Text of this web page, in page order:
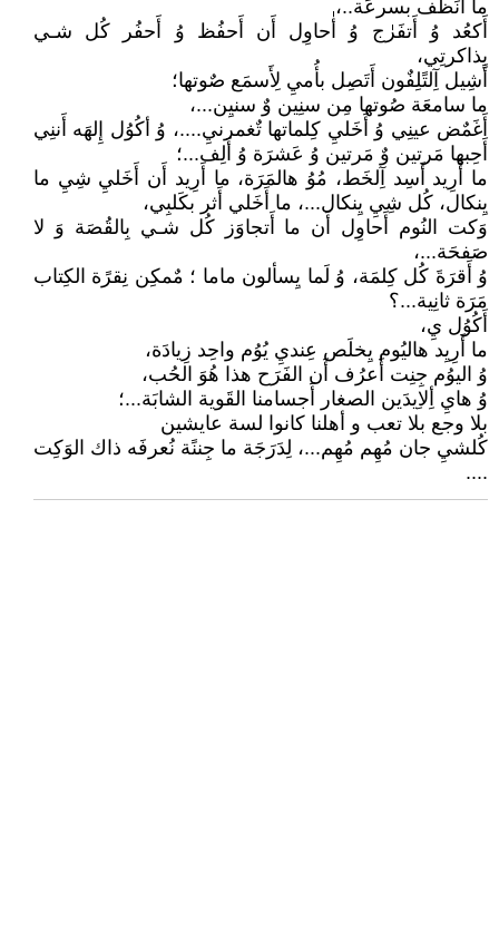
ما أَنَظُف بسرعَة..،
أَكعُد وُ أَتفَرٰج وُ أٰحاوِل أَن أَحفُظ وُ أَحفُر كُل شـي
بِذاكرتِي،
أَشِيل آِلتًلِفٌون أَتَصِل بأُميِ لِأَسمَع صٌوتها؛
ما سامعَة صُوتها مِن سنِين وٌ سنيِن...،
أَغَمٌض عينِي وُ أَخَليِ كِلماتها تٌغمرنيِ....، وُ أكُوُل إِلهَه أَننِي
أَحِبها مَرتين وٌ مَرتين وُ عَشرَة وُ أَلِف...؛
ما أًرِيد أَسِد آِلخَط، مُوُ هالمَرَة، ما أَرِيد أَن أَخَليِ شِيِ ما
يِنكال، كُل شِيِ يِنكال...، ما أَخَلي أَثر بكَلبِي،
وَكت النُوم أَحاوِل أَن ما أَتجاوَز كُل شـي بِالقُصَة وَ لا
صَفحَة...،
وُ أَقرَةَ كُل كِلمَة، وُ لَما يِسألون ماما ؛ مٌمكِن نِقرًة الكِتاب
مَرَة ثانِية...؟
أَكُوُل يِ،
ما أَرِيِد هاليُوم يِخلَص عِنديِ يُوُم واحِد زِيادَة،
وُ اليوُم جِنِت أَعرُف أَن الفَرَح هذا هُوَ الحُب،
وُ هايِ أِلاِيدَين الصغار أَجسامنا القَوية الشابَة...؛
بلا وجع بلا تعب و أهلنا كانوا لسة عايشين
كُلشيِ جان مُهِم مُهِم...، لِدَرَجَة ما جِننًة نُعرفَه ذاك الوَكِت
....